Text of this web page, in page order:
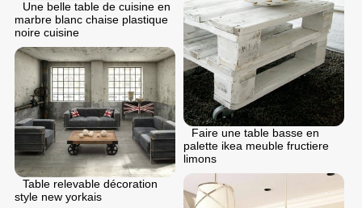
Une belle table de cuisine en
marbre blanc chaise plastique
noire cuisine
Faire une table basse en
palette ikea meuble fructiere
limons
Table relevable décoration
style new yorkais